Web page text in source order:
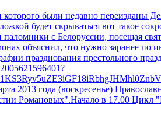
были недавно переизданы
будет скрываться вот такое
с Белоруссии, посещая
объяснил, что нужно заранее по
празднования престольного
2013 года (воскресенье)
Романовых".Начало в 17.00